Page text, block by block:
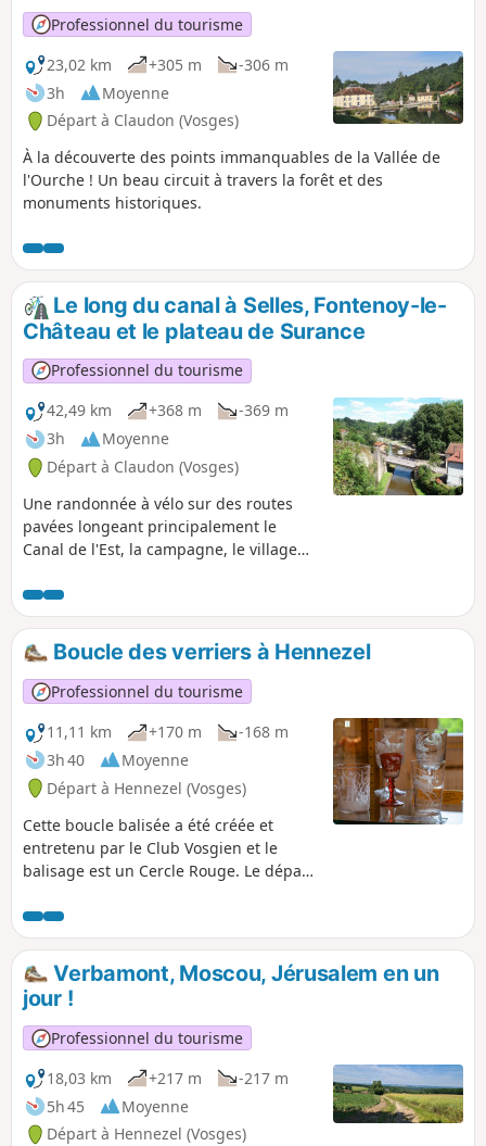
Professionnel du tourisme
23,02 km
+305 m
-306 m
3h
Moyenne
Départ à Claudon (Vosges)
À la découverte des points immanquables de la Vallée de
l'Ourche ! Un beau circuit à travers la forêt et des
monuments historiques.
Le long du canal à Selles, Fontenoy-le-
Château et le plateau de Surance
Professionnel du tourisme
42,49 km
+368 m
-369 m
3h
Moyenne
Départ à Claudon (Vosges)
Une randonnée à vélo sur des routes
pavées longeant principalement le
Canal de l'Est, la campagne, le village
forêt. Itinéraire varié et pittoresque,
chemins faciles avec dénivelés modérés.
Boucle des verriers à Hennezel
Professionnel du tourisme
11,11 km
+170 m
-168 m
3h 40
Moyenne
Départ à Hennezel (Vosges)
Cette boucle balisée a été créée et
entretenu par le Club Vosgien et le
balisage est un Cercle Rouge. Le départ
Hutte mais il est également possible au
Musée de la Résidence.
Verbamont, Moscou, Jérusalem en un
jour !
Professionnel du tourisme
18,03 km
+217 m
-217 m
5h 45
Moyenne
Départ à Hennezel (Vosges)